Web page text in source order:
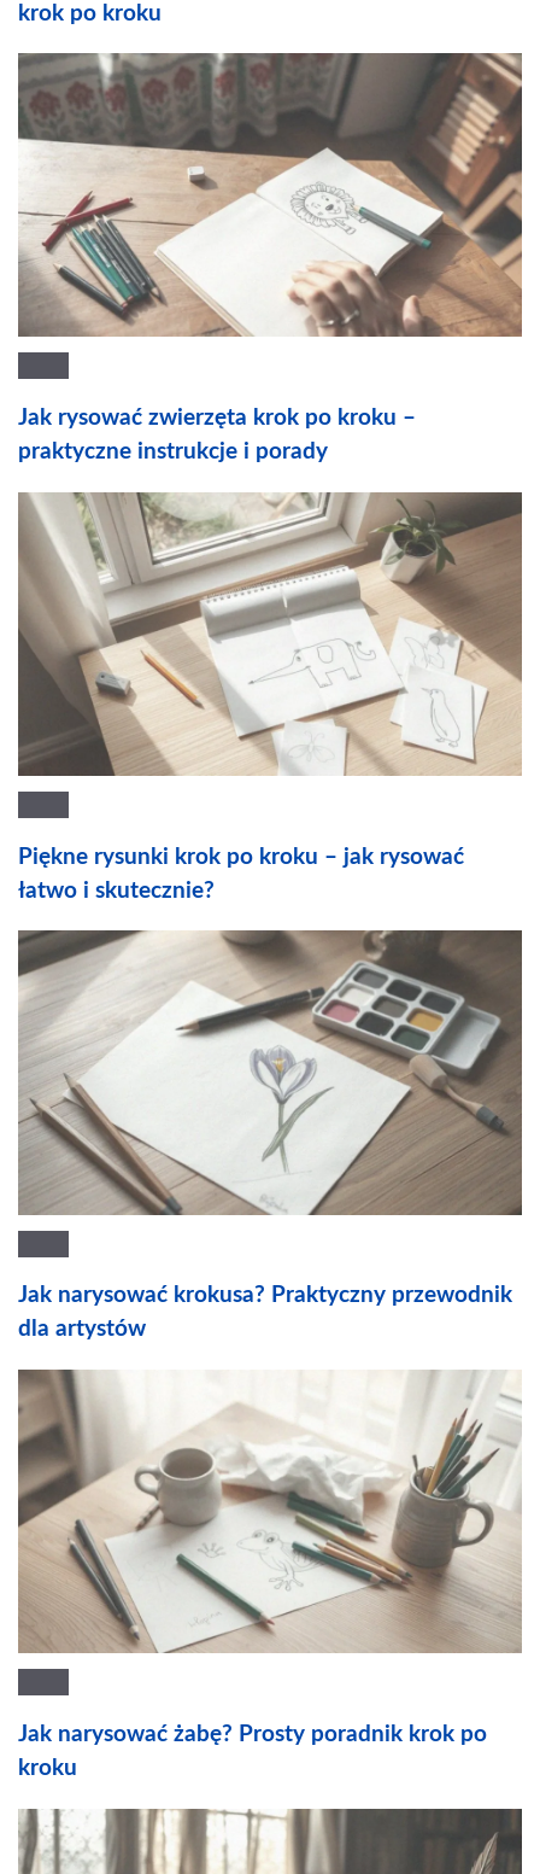
krok po kroku
Jak rysować zwierzęta krok po kroku –
praktyczne instrukcje i porady
Piękne rysunki krok po kroku – jak rysować
łatwo i skutecznie?
Jak narysować krokusa? Praktyczny przewodnik
dla artystów
Jak narysować żabę? Prosty poradnik krok po
kroku